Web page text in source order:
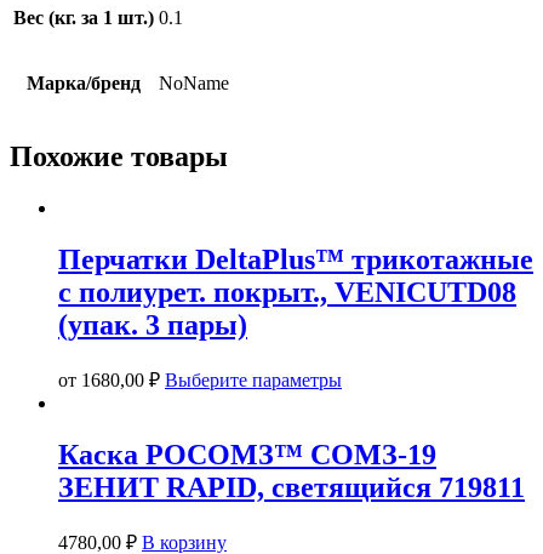
Вес (кг. за 1 шт.) 0.1
Марка/бренд NoName
Похожие товары
Перчатки DeltaPlus™ трикотажные
с полиурет. покрыт., VENICUTD08
(упак. 3 пары)
от 1680,00 ₽ Выберите параметрыЭтот
несколько
вариаций.
Опции
можно
Каска РОСОМЗ™ СОМЗ-19
ЗЕНИТ RAPID, светящийся 719811
4780,00 ₽ В корзину